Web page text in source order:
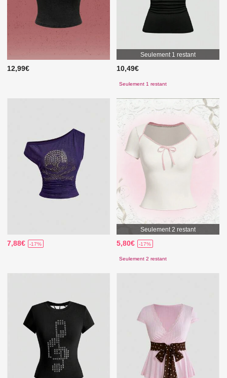
12,99€
Seulement 1 restant
10,49€
Seulement 1 restant
7,88€ -17%
Seulement 2 restant
5,80€ -17%
Seulement 2 restant